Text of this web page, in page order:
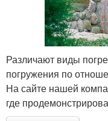
Различают виды
погружения по
На сайте нашей
где